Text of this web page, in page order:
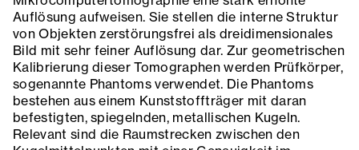
Auflösung aufweisen. Sie stellen die interne Struktur
von Objekten zerstörungsfrei als dreidimensionales
Bild mit sehr feiner Auflösung dar. Zur geometrischen
Kalibrierung dieser Tomographen werden Prüfkörper,
sogenannte Phantoms verwendet. Die Phantoms
bestehen aus einem Kunststoffträger mit daran
befestigten, spiegelnden, metallischen Kugeln.
Relevant sind die Raumstrecken zwischen den